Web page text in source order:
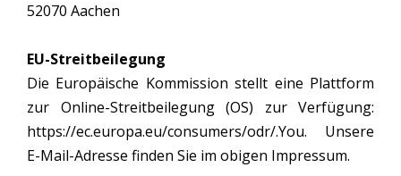
52070 Aachen
EU-Streitbeilegung
Die Europäische Kommission stellt eine Plattform
zur Online-Streitbeilegung (OS) zur Verfügung:
https://ec.europa.eu/consumers/odr/.You. Unsere
E-Mail-Adresse finden Sie im obigen Impressum.